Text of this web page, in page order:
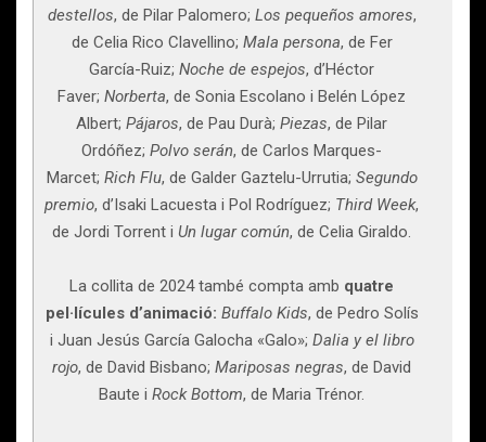
destellos, de Pilar Palomero; Los pequeños amores,
de Celia Rico Clavellino; Mala persona, de Fer
García-Ruiz; Noche de espejos, d’Héctor
Faver; Norberta, de Sonia Escolano i Belén López
Albert; Pájaros, de Pau Durà; Piezas, de Pilar
Ordóñez; Polvo serán, de Carlos Marques-
Marcet; Rich Flu, de Galder Gaztelu-Urrutia; Segundo
premio, d’Isaki Lacuesta i Pol Rodríguez; Third Week,
de Jordi Torrent i Un lugar común, de Celia Giraldo.
La collita de 2024 també compta amb quatre
pel·lícules d’animació: Buffalo Kids, de Pedro Solís
i Juan Jesús García Galocha «Galo»; Dalia y el libro
rojo, de David Bisbano; Mariposas negras, de David
Baute i Rock Bottom, de Maria Trénor.